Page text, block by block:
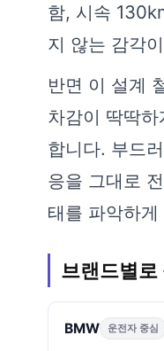
함, 시속
지 않는 감각
반면 이 설계
차감이 딱딱
합니다. 부드
응을 그대로
태를 파악하
브랜드별로
BMW 운전자 중심